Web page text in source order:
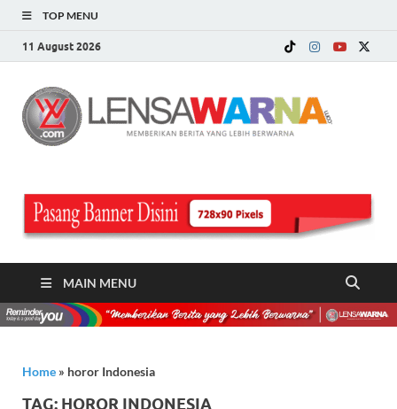
TOP MENU
11 August 2026
MAIN MENU
Home » horor Indonesia
TAG: HOROR INDONESIA